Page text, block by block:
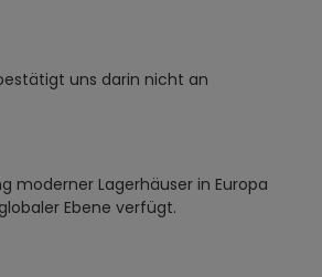
uns darin nicht an
moderner Lagerhäuser in Europa
Ebene verfügt.